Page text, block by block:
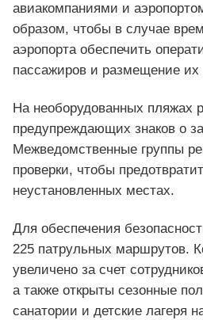
авиакомпаниями и
образом, чтобы в случае
аэропорта обеспечить
пассажиров и размещение их
На необорудованных пляжах
предупреждающих знаков о
Межведомственные группы
проверки, чтобы
неустановленных местах.
Для обеспечения
225 патрульных маршрутов.
увеличено за счет
а также открыты сезонные
санатории и детские лагеря